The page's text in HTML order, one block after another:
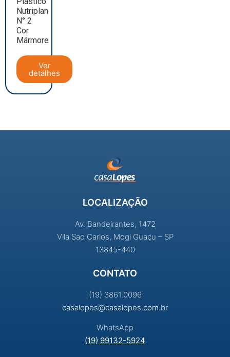
Nutriplan
N° 2
Cor
Mármore
Ver
detalhes
LOCALIZAÇÃO
Av. Bandeirantes, 1472
Vila Sao Carlos, Mogi Guaçu – SP
13845-440
CONTATO
(19) 3861.0096
casalopes@casalopes.com.br
WhatsApp
(19) 99132-5924